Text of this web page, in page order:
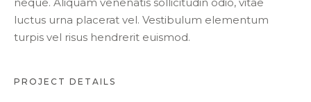
luctus urna placerat vel. Vestibulum elementum
turpis vel risus hendrerit euismod.
PROJECT DETAILS